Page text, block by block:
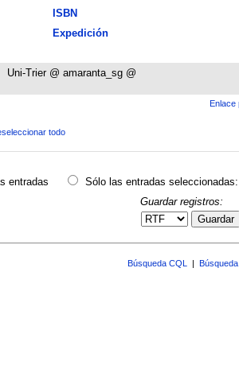
ISBN
Expedición
Uni-Trier @ amaranta_sg @
Enlace
todo
entradas
Sólo las entradas seleccionadas:
Guardar registros:
Guardar
Búsqueda CQL